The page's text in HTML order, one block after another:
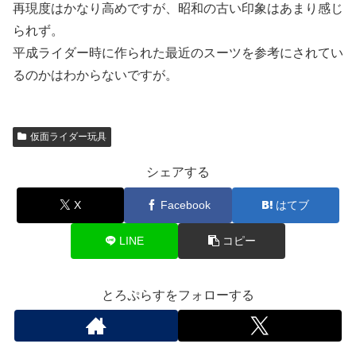
再現度はかなり高めですが、昭和の古い印象はあまり感じ
られず。
平成ライダー時に作られた最近のスーツを参考にされてい
るのかはわからないですが。
仮面ライダー玩具
シェアする
X Facebook はてブ
LINE コピー
とろぷらすをフォローする